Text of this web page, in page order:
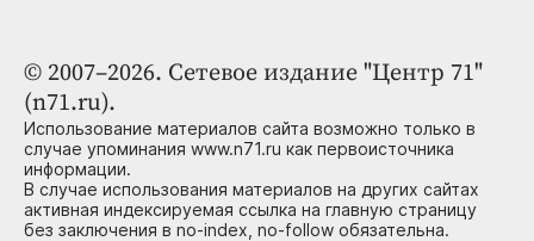
© 2007–2026. Сетевое издание "Центр 71"
(n71.ru).
Использование материалов сайта возможно только в
случае упоминания www.n71.ru как первоисточника
информации.
В случае использования материалов на других сайтах
активная индексируемая ссылка на главную страницу
без заключения в no-index, no-follow обязательна.